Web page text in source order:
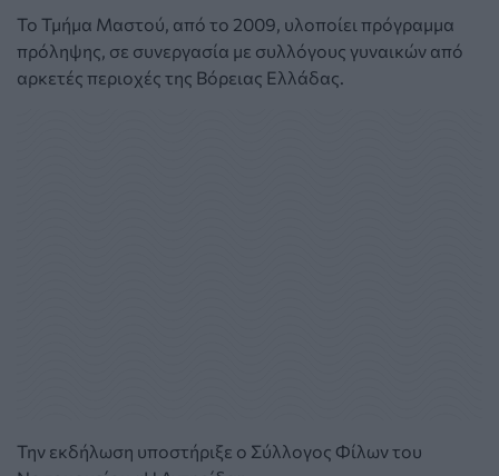
Το Τμήμα Μαστού, από το 2009, υλοποίει πρόγραμμα
πρόληψης, σε συνεργασία με συλλόγους γυναικών από
αρκετές περιοχές της Βόρειας Ελλάδας.
Την εκδήλωση υποστήριξε ο Σύλλογος Φίλων του